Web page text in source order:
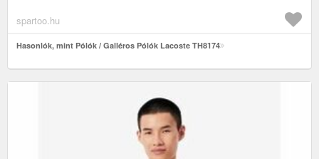
spartoo.hu
Hasonlók, mint Pólók / Galléros Pólók Lacoste TH8174